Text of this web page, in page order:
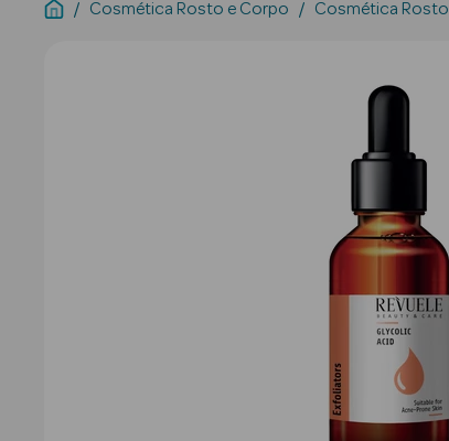
Cosmética Rosto e Corpo Cosmética Rosto